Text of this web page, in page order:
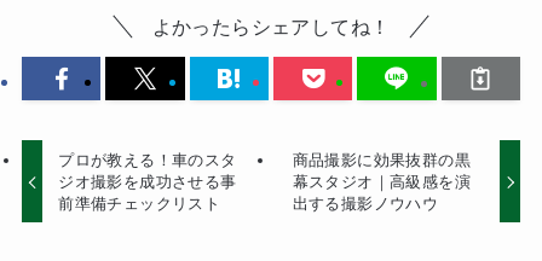
よかったらシェアしてね！
プロが教える！車のスタ
ジオ撮影を成功させる事
前準備チェックリスト
商品撮影に効果抜群の黒
幕スタジオ｜高級感を演
出する撮影ノウハウ